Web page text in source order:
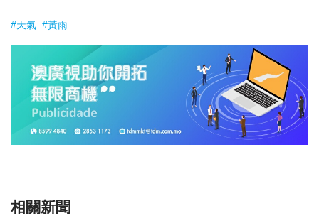
#天氣 #黃雨
相關新聞